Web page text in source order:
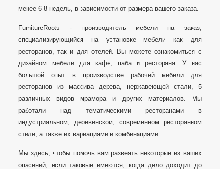
менее 6-8 недель, в зависимости от размера вашего заказа.
FurnitureRoots - производитель мебели на заказ,
специализирующийся на установке мебели как для
ресторанов, так и для отелей. Вы можете ознакомиться с
дизайном мебели для кафе, паба и ресторана. У нас
большой опыт в производстве рабочей мебели для
ресторанов из массива дерева, нержавеющей стали, 5
различных видов мрамора и других материалов. Мы
работали над тематическими ресторанами в
индустриальном, деревенском, современном ресторанном
стиле, а также их вариациями и комбинациями.
Мы здесь, чтобы помочь вам развеять некоторые из ваших
опасений, если таковые имеются, когда дело доходит до